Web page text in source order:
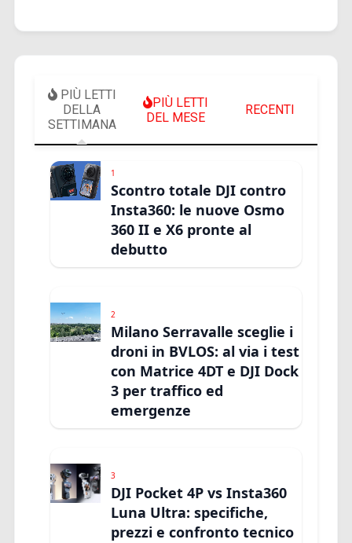
PIÙ LETTI
DELLA
SETTIMANA
PIÙ LETTI
DEL MESE
RECENTI
1
Scontro totale DJI contro
Insta360: le nuove Osmo
360 II e X6 pronte al
debutto
2
Milano Serravalle sceglie i
droni in BVLOS: al via i test
con Matrice 4DT e DJI Dock
3 per traffico ed
emergenze
3
DJI Pocket 4P vs Insta360
Luna Ultra: specifiche,
prezzi e confronto tecnico